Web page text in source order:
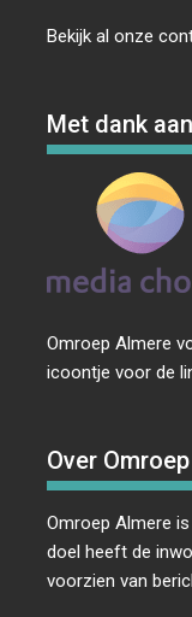
Bekijk al onze
Met dank aan
Omroep Almere
icoontje voor de
Over
Omroep Almere
doel heeft de
voorzien van